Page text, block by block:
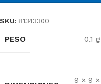
SKU: 81343300
PESO 0,1 g
9 × 9 ×